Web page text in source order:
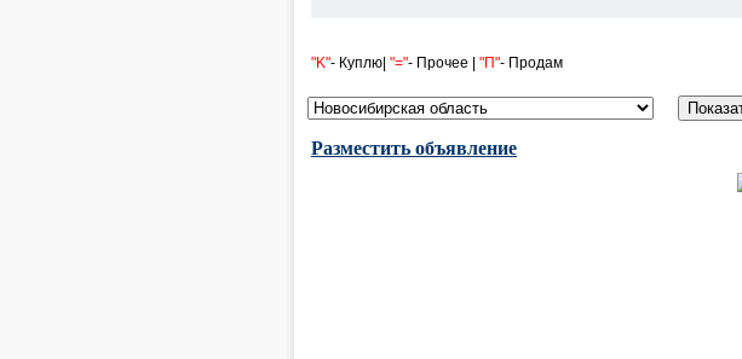
"K"- Куплю| "="- Прочее | "П"- Продам
Разместить объявление